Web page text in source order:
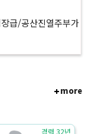
급/공산진열주부가
more
경력 32년